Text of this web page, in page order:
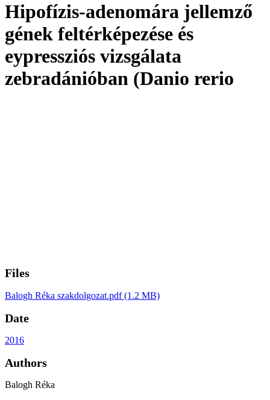
Hipofízis-adenomára jellemző
gének feltérképezése és
eypressziós vizsgálata
zebradánióban (Danio rerio
Files
Balogh Réka szakdolgozat.pdf(1.2 MB)
Date
2016
Authors
Balogh Réka